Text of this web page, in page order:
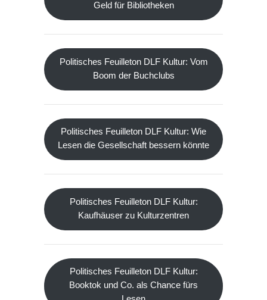
Geld für Bibliotheken
Politisches Feuilleton DLF Kultur: Vom
Boom der Buchclubs
Politisches Feuilleton DLF Kultur: Wie
Lesen die Gesellschaft bessern könnte
Politisches Feuilleton DLF Kultur:
Kaufhäuser zu Kulturzentren
Politisches Feuilleton DLF Kultur:
Booktok und Co. als Chance fürs